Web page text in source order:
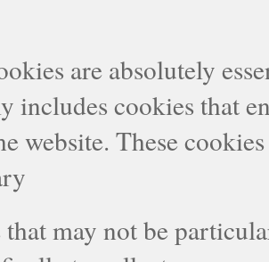
are absolutely
includes cookies that
website. These
may not be